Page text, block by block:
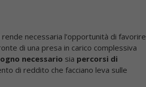
rende necessaria l’opportunità di favorire
di una presa in carico complessiva
necessario sia percorsi di
di reddito che facciano leva sulle